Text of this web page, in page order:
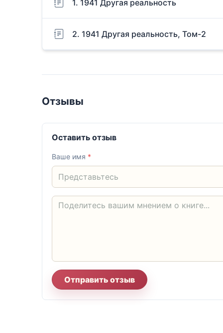
1. 1941 Другая реальность
2. 1941 Другая реальность, Том-2
Отзывы
Оставить отзыв
Ваше имя *
Отправить отзыв